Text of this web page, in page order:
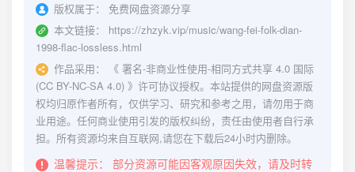
版权属于：
免费网盘资源分享
本文链接：
https://zhzyk.vip/music/wang-fei-folk-dian-
1998-flac-lossless.html
作品采用：
《 署名-非商业性使用-相同方式共享 4.0 国际
(CC BY-NC-SA 4.0) 》许可协议授权。本站提供的网盘资源版
权均归原作者所有，仅供学习、研究和参考之用，请勿用于商
业用途。任何商业使用引发的版权纠纷，责任由使用者自行承
担。所有资源均来自互联网,请您在下载后24小时内删除。
温馨提示：
部分资源可能因客观原因失效，请及时转